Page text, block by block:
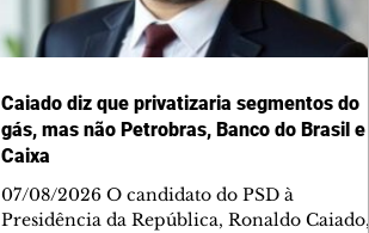
Caiado diz que privatizaria segmentos do
gás, mas não Petrobras, Banco do Brasil e
Caixa
07/08/2026 O candidato do PSD à
Presidência da República, Ronaldo Caiado,